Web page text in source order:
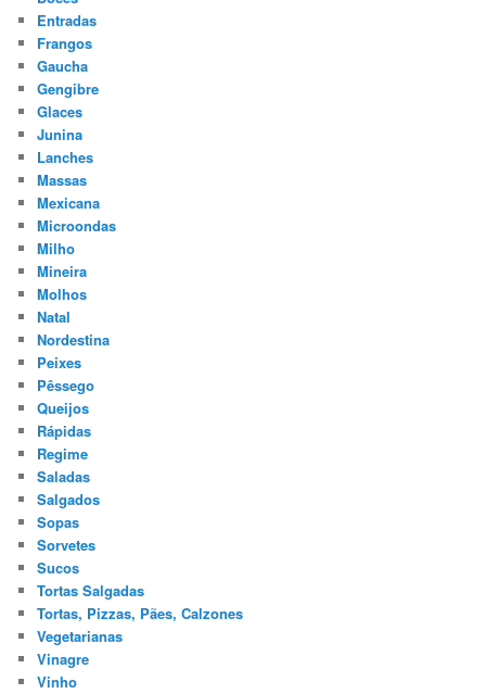
Entradas
Frangos
Gaucha
Gengibre
Glaces
Junina
Lanches
Massas
Mexicana
Microondas
Milho
Mineira
Molhos
Natal
Nordestina
Peixes
Pêssego
Queijos
Rápidas
Regime
Saladas
Salgados
Sopas
Sorvetes
Sucos
Tortas Salgadas
Tortas, Pizzas, Pães, Calzones
Vegetarianas
Vinagre
Vinho